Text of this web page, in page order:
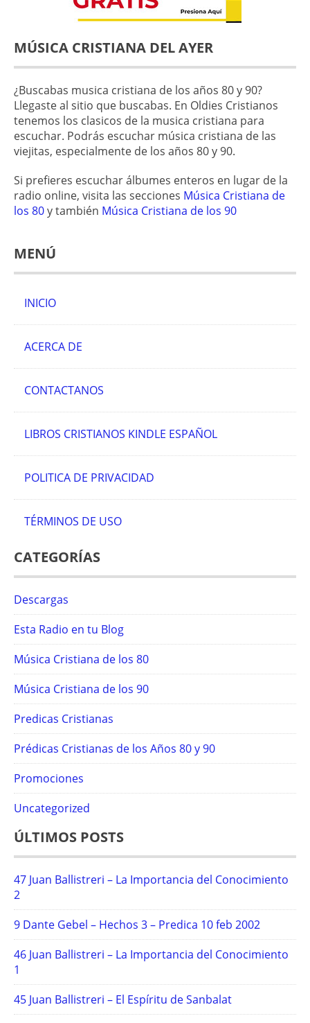
MÚSICA CRISTIANA DEL AYER
¿Buscabas musica cristiana de los años 80 y 90?
Llegaste al sitio que buscabas. En Oldies Cristianos
tenemos los clasicos de la musica cristiana para
escuchar. Podrás escuchar música cristiana de las
viejitas, especialmente de los años 80 y 90.
Si prefieres escuchar álbumes enteros en lugar de la
radio online, visita las secciones Música Cristiana de
los 80y también Música Cristiana de los 90
MENÚ
INICIO
ACERCA DE
CONTACTANOS
LIBROS CRISTIANOS KINDLE ESPAÑOL
POLITICA DE PRIVACIDAD
TÉRMINOS DE USO
CATEGORÍAS
Descargas
Esta Radio en tu Blog
Música Cristiana de los 80
Música Cristiana de los 90
Predicas Cristianas
Prédicas Cristianas de los Años 80 y 90
Promociones
Uncategorized
ÚLTIMOS POSTS
47 Juan Ballistreri – La Importancia del Conocimiento
2
9 Dante Gebel – Hechos 3 – Predica 10 feb 2002
46 Juan Ballistreri – La Importancia del Conocimiento
1
45 Juan Ballistreri – El Espíritu de Sanbalat